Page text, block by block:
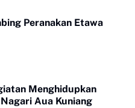
Peranakan Etawa
Menghidupkan
Aua Kuniang